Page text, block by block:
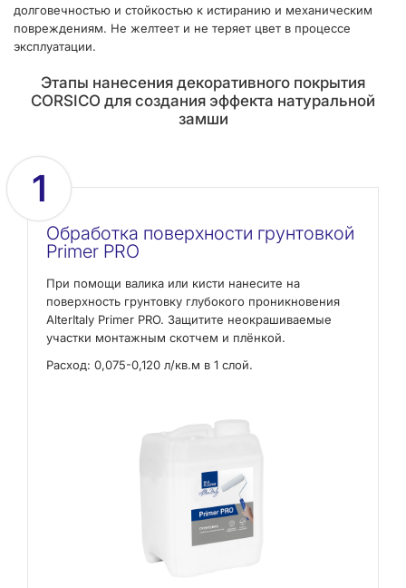
долговечностью и стойкостью к истиранию и механическим
повреждениям. Не желтеет и не теряет цвет в процессе
эксплуатации.
Этапы нанесения декоративного покрытия
CORSICO для создания эффекта натуральной
замши
1
Обработка поверхности грунтовкой
Primer PRO
При помощи валика или кисти нанесите на
поверхность грунтовку глубокого проникновения
AlterItaly Primer PRO. Защитите неокрашиваемые
участки монтажным скотчем и плёнкой.
Расход: 0,075-0,120 л/кв.м в 1 слой.